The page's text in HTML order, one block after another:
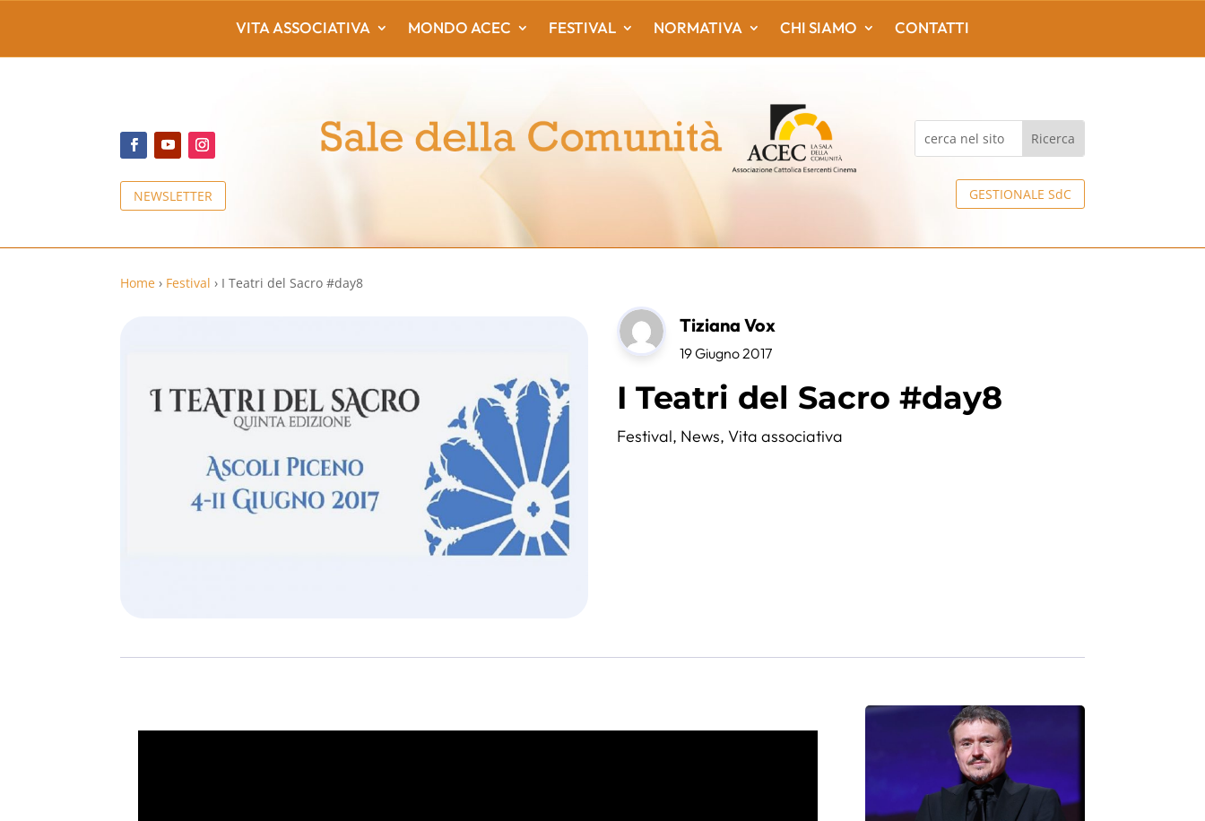
NEWSLETTER GESTIONALE SdC
VITA ASSOCIATIVA MONDO ACEC FESTIVAL NORMATIVA CHI SIAMO CONTATTI
Home › Festival › I Teatri del Sacro #day8
Tiziana Vox
19 Giugno 2017
I Teatri del Sacro #day8
Festival, News,Vita associativa